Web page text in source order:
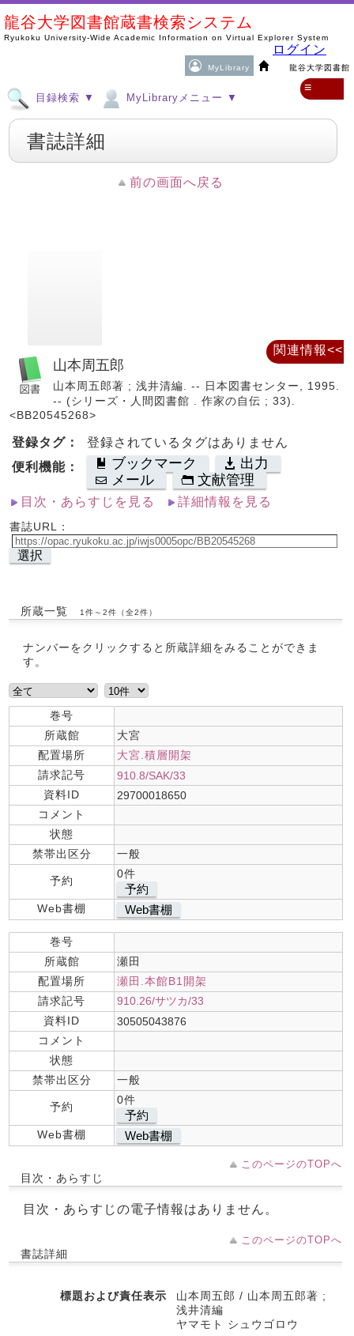
龍谷大学図書館蔵書検索システム
Ryukoku University-Wide Academic Information on Virtual Explorer System
MyLibrary 龍谷大学図書館
ログイン
目録検索 ▼ MyLibraryメニュー ▼
≡
書誌詳細
前の画面へ戻る
山本周五郎
山本周五郎著 ; 浅井清編. -- 日本図書センター, 1995.
-- (シリーズ・人間図書館 . 作家の自伝 ; 33).
<BB20545268>
登録タグ：
登録されているタグはありません
便利機能：
ブックマーク
出力
メール
文献管理
目次・あらすじを見る 詳細情報を見る
書誌URL：
選択
所蔵一覧 1件～2件（全2件）
ナンバーをクリックすると所蔵詳細をみることができま
す。
巻号
所蔵館
大宮
配置場所
大宮.積層開架
請求記号
910.8/SAK/33
資料ID
29700018650
コメント
状態
禁帯出区分
一般
予約
0件
予約
Web書棚 Web書棚
巻号
所蔵館
瀬田
配置場所
瀬田.本館B1開架
請求記号
910.26/サツカ/33
資料ID
30505043876
コメント
状態
禁帯出区分
一般
予約
0件
予約
Web書棚 Web書棚
このページのTOPへ
目次・あらすじ
目次・あらすじの電子情報はありません。
このページのTOPへ
書誌詳細
標題および責任表示
山本周五郎 / 山本周五郎著 ;
浅井清編
ヤマモト シュウゴロウ
関連情報<<